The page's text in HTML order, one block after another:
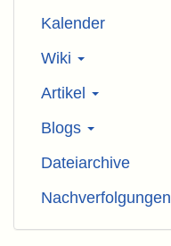
Kalender
Wiki
Artikel
Blogs
Dateiarchive
Nachverfolgungen